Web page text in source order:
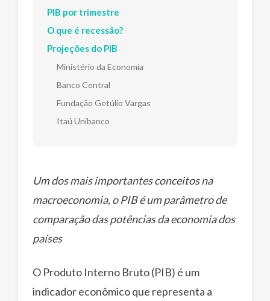
PIB por trimestre
O que é recessão?
Projeções do PIB
Ministério da Economia
Banco Central
Fundação Getúlio Vargas
Itaú Unibanco
Um dos mais importantes conceitos na
macroeconomia, o PIB é um parâmetro de
comparação das potências da economia dos
países
O Produto Interno Bruto (PIB) é um
indicador econômico que representa a